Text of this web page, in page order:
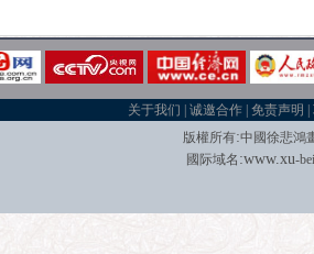
关于我们 |诚邀合作 |免责声明 |
版權所有:中國徐悲鴻
國际域名 :www.xu-